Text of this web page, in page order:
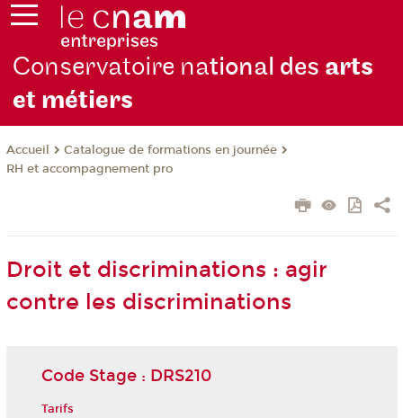
Conservatoire national des arts
et métiers
Accueil
Catalogue de formations en journée
RH et accompagnement pro
Droit et discriminations : agir
contre les discriminations
Code Stage : DRS210
Tarifs